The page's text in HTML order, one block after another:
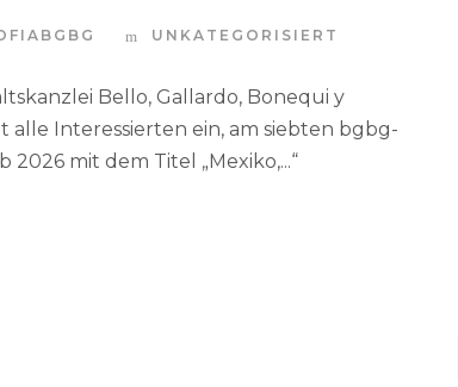
UNKATEGORISIERT
Bello, Gallardo, Bonequi y
alle Interessierten ein, am siebten bgbg-
mit dem Titel „Mexiko,...“